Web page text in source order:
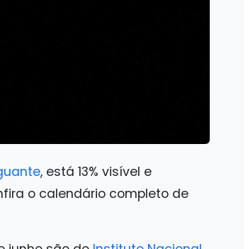
, está 13% visível e
o calendário completo de